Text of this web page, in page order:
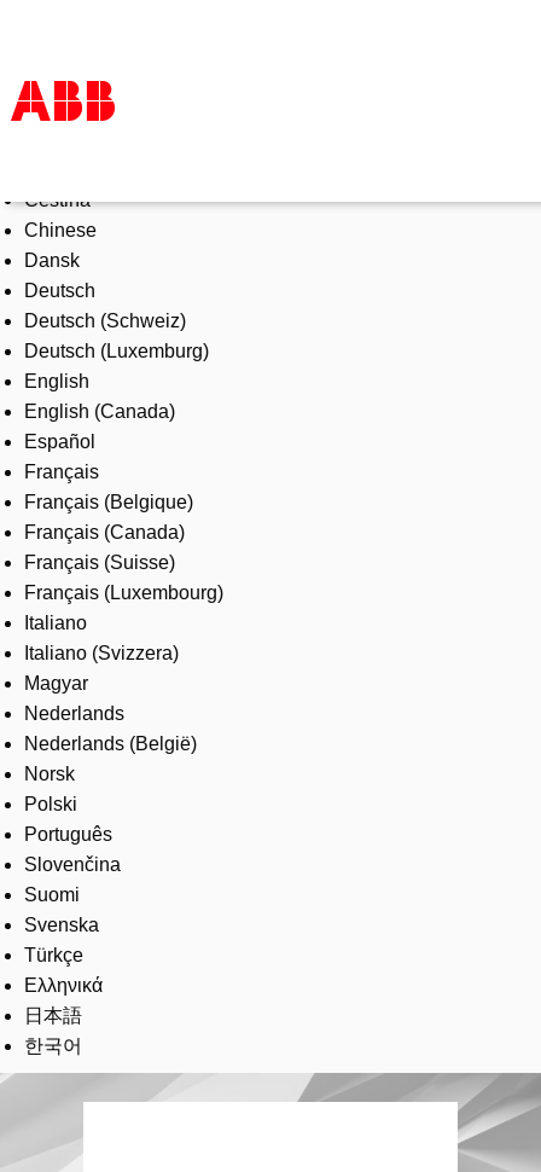
Products & Solutions
Industries
Services
About us
Where to buy
Contact us
Careers
Čeština
Chinese
Dansk
Deutsch
Deutsch (Schweiz)
Deutsch (Luxemburg)
English
English (Canada)
Español
Français
Français (Belgique)
Français (Canada)
Français (Suisse)
Français (Luxembourg)
Italiano
Italiano (Svizzera)
Magyar
Nederlands
Nederlands (België)
Norsk
Polski
Português
Slovenčina
Suomi
Svenska
Türkçe
Ελληνικά
日本語
한국어